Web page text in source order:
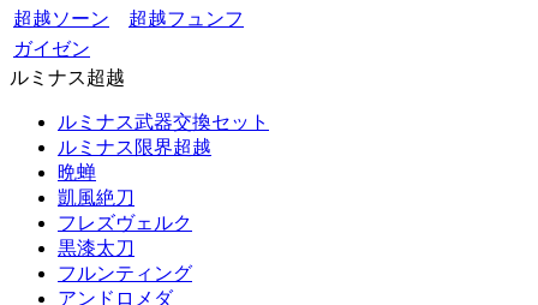
超越ソーン
超越フュンフ
ガイゼン
ルミナス超越
ルミナス武器交換セット
ルミナス限界超越
晩蝉
凱風絶刀
フレズヴェルク
黒漆太刀
フルンティング
アンドロメダ